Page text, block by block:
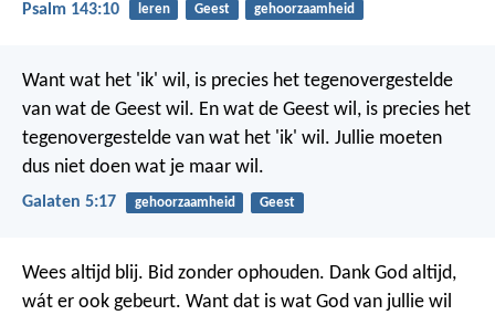
Psalm 143:10 leren Geest gehoorzaamheid
Want wat het 'ik' wil, is precies het tegenovergestelde
van wat de Geest wil. En wat de Geest wil, is precies het
tegenovergestelde van wat het 'ik' wil. Jullie moeten
dus niet doen wat je maar wil.
Galaten 5:17 gehoorzaamheid Geest
Wees altijd blij. Bid zonder ophouden. Dank God altijd,
wát er ook gebeurt. Want dat is wat God van jullie wil